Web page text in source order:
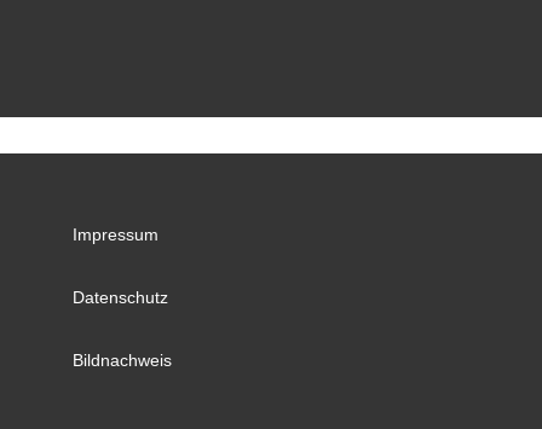
Impressum
Datenschutz
Bildnachweis